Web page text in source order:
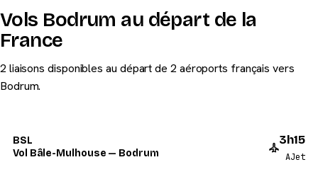
Vols Bodrum au départ de la
France
2 liaisons disponibles au départ de 2 aéroports français vers
Bodrum.
BSL
Vol Bâle-Mulhouse — Bodrum
3h15
AJet